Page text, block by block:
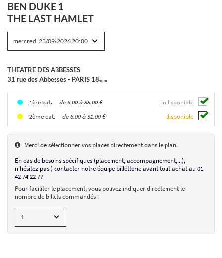
BEN DUKE 1
The Last Hamlet
THEATRE DES ABBESSES
31 rue des Abbesses - PARIS 18
Placement numéroté
de 6.00 à 35.00 €
BEN DUKE 1
THE LAST HAMLET
THEATRE DES ABBESSES
31 rue des Abbesses - PARIS 18ème
1ère cat. de 6.00 à 35.00 €
indisponible
2ème cat.
de 6.00 à 31.00 € disponible
Merci de sélectionner vos places directement dans le plan.
En cas de besoins spécifiques (placement, accompagnement,...),
n'hésitez pas ) contacter notre équipe billetterie avant tout achat au 01
42 74 22 77
Pour faciliter le placement, vous pouvez indiquer directement le
nombre de billets commandés :